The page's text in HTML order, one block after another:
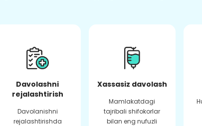
Davolashni
rejalashtirish
Davolanishni
rejalashtirishda
Xassasiz davolash
Mamlakatdagi
tajribali shifokorlar
bilan eng nufuzli